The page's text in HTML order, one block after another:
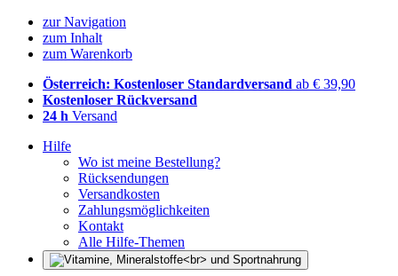
zur Navigation
zum Inhalt
zum Warenkorb
Österreich: Kostenloser Standardversand ab € 39,90
Kostenloser Rückversand
24 h Versand
Hilfe
Wo ist meine Bestellung?
Rücksendungen
Versandkosten
Zahlungsmöglichkeiten
Kontakt
Alle Hilfe-Themen